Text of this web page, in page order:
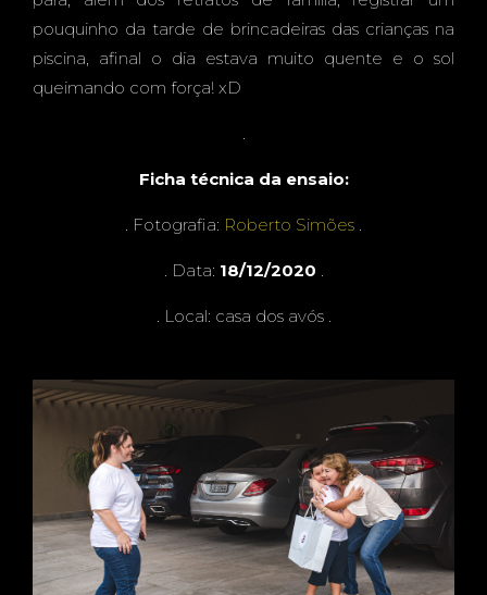
SANTI
-
ANTO
NIO E
PEDR
pouquinho da tarde de brincadeiras das crianças na
piscina, afinal o dia estava muito quente e o sol
queimando com força! xD
.
Ficha técnica da ensaio:
. Fotografia: Roberto Simões .
. Data: 18/12/2020 .
. Local: casa dos avós .